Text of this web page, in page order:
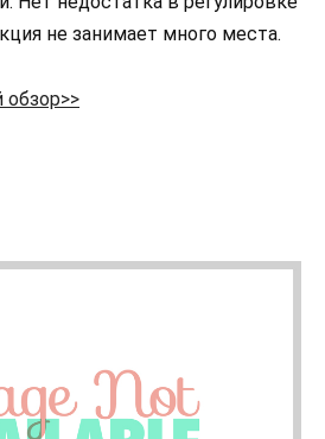
не занимает много места.